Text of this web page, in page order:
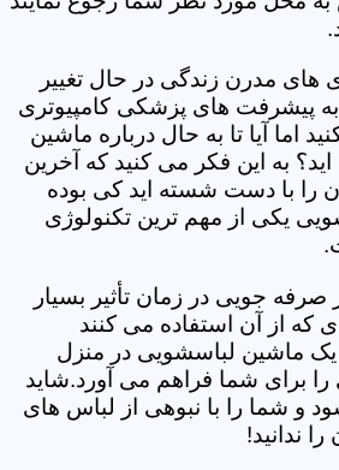
های مدرن زندگی در حال تغییر
به پیشرفت های پزشکی کامپیوتری
اما آیا تا به حال درباره ماشین
به این فکر می کنید که آخرین
را با دست شسته اید کی بوده
یکی از مهم ترین تکنولوژی
جویی در زمان تأثیر بسیار
که از آن استفاده می کنند
ماشین لباسشویی در منزل
را برای شما فراهم می آورد.شاید
و شما را با نبوهی از لباس های
ندانید!